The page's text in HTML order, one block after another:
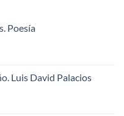
Poesía
Luis David Palacios